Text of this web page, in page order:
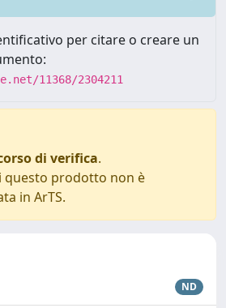
per citare o creare un
11368/2304211
di verifica.
questo prodotto non è
in ArTS.
ND